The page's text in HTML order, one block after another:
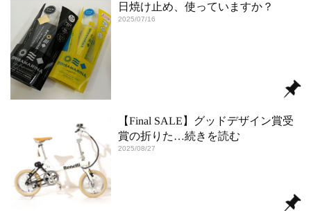
日焼け止め、使っていますか？
2025/07/16
【Final SALE】グッドデザイン賞受
賞の折りた …続きを読む
2025/08/27